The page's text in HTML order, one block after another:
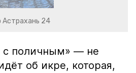
Астрахань 24
с поличным» — не
об икре, которая,